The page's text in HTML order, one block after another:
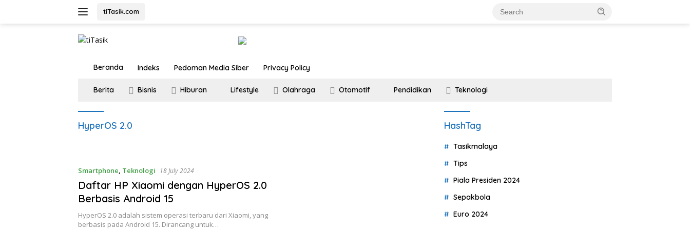
tiTasik.com
Beranda Indeks Pedoman Media Siber Privacy Policy
Berita Bisnis Hiburan Lifestyle Olahraga Otomotif Pendidikan Teknologi
HyperOS 2.0
Smartphone Teknologi 18 July 2024
Daftar HP Xiaomi dengan HyperOS 2.0
Berbasis Android 15
HyperOS 2.0 adalah sistem operasi terbaru dari Xiaomi, yang
berbasis pada Android 15. Dirancang untuk…
HashTag
Tasikmalaya
Tips
Piala Presiden 2024
Sepakbola
Euro 2024